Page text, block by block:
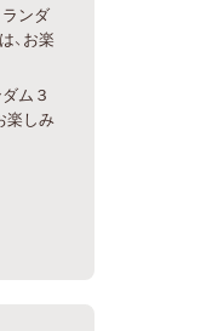
ンダ
、お楽
ム３
楽しみ